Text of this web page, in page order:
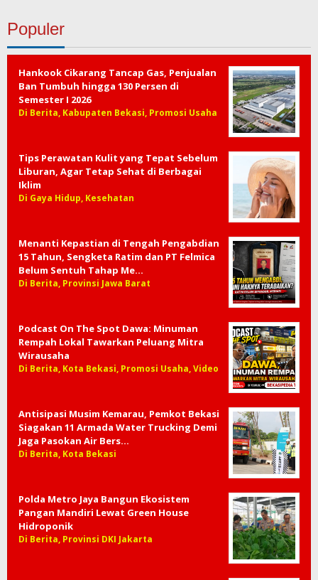
Populer
Hankook Cikarang Tancap Gas, Penjualan
Ban Tumbuh hingga 130 Persen di
Semester I 2026
Di Berita, Kabupaten Bekasi, Promosi Usaha
Tips Perawatan Kulit yang Tepat Sebelum
Liburan, Agar Tetap Sehat di Berbagai
Iklim
Di Gaya Hidup, Kesehatan
Menanti Kepastian di Tengah Pengabdian
15 Tahun, Sengketa Ratim dan PT Felmica
Belum Sentuh Tahap Me…
Di Berita, Provinsi Jawa Barat
Podcast On The Spot Dawa: Minuman
Rempah Lokal Tawarkan Peluang Mitra
Wirausaha
Di Berita, Kota Bekasi, Promosi Usaha, Video
Antisipasi Musim Kemarau, Pemkot Bekasi
Siagakan 11 Armada Water Trucking Demi
Jaga Pasokan Air Bers…
Di Berita, Kota Bekasi
Polda Metro Jaya Bangun Ekosistem
Pangan Mandiri Lewat Green House
Hidroponik
Di Berita, Provinsi DKI Jakarta